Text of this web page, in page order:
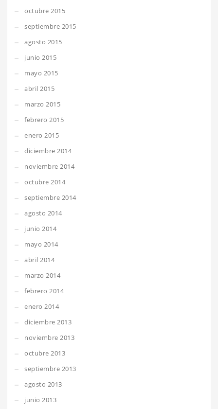
octubre 2015
septiembre 2015
agosto 2015
junio 2015
mayo 2015
abril 2015
marzo 2015
febrero 2015
enero 2015
diciembre 2014
noviembre 2014
octubre 2014
septiembre 2014
agosto 2014
junio 2014
mayo 2014
abril 2014
marzo 2014
febrero 2014
enero 2014
diciembre 2013
noviembre 2013
octubre 2013
septiembre 2013
agosto 2013
junio 2013